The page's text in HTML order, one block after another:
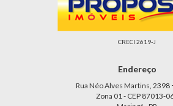
CRECI 2619-J
Endereço
Rua Néo Alves Martins, 2398 -
Zona 01 - CEP 87013-